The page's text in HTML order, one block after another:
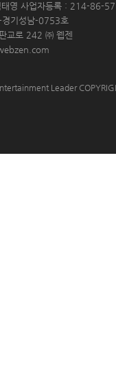
태영 사업자등록 : 214-86-
기성남-0753호
교로 242 ㈜ 웹젠
Leader